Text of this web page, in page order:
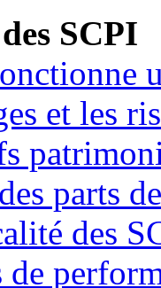
SCPI
et les
parts
des